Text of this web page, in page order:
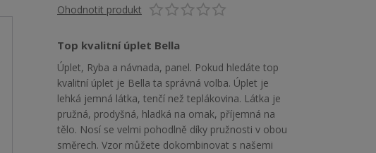
Ohodnotit produkt
Top kvalitní úplet Bella
Úplet, Ryba a návnada, panel. Pokud hledáte top
kvalitní úplet je Bella ta správná volba. Úplet je
lehká jemná látka, tenčí než teplákovina. Látka je
pružná, prodyšná, hladká na omak, příjemná na
tělo. Nosí se velmi pohodlně díky pružnosti v obou
směrech. Vzor můžete dokombinovat s našemi